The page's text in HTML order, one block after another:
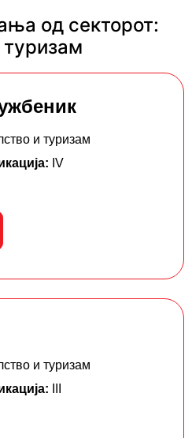
од секторот:
туризам
и туризам
IV
и туризам